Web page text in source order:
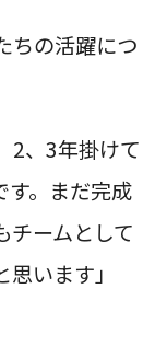
の活躍につ
2、3年掛けて
す。まだ完成
チームとして
います」